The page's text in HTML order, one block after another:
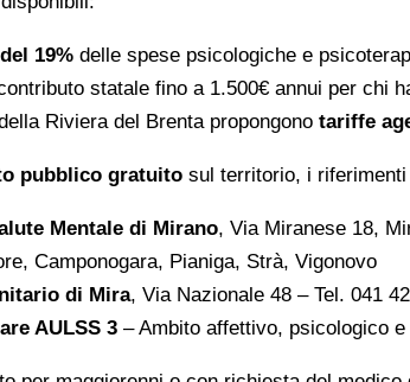
19% delle spese psicologiche e
statale fino a 1.500€ annui per chi
Riviera del Brenta propongono tariffe
pubblico gratuito sul territorio, i riferimenti
Mentale di Mirano, Via Miranese 18,
Camponogara, Pianiga, Strà, Vigonovo
di Mira, Via Nazionale 48 – Tel. 041
AULSS 3 – Ambito affettivo, psicologico